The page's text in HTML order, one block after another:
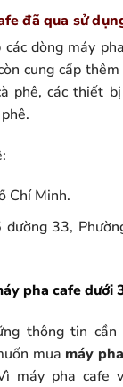
đã qua sử
dòng máy
cung cấp
phê, các thiết
Chí Minh.
33,
pha cafe dưới
thông tin cần
mua máy
máy pha cafe